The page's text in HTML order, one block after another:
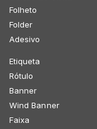
Folheto
Folder
Adesivo
Etiqueta
Rótulo
Banner
Wind Banner
Faixa